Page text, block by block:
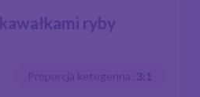
ryby
Proporcja ketogenna : 3:1